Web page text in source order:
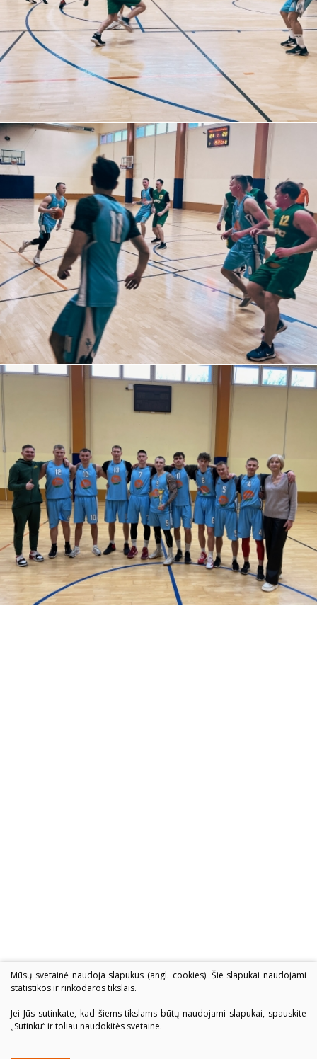
Mūsų svetainė naudoja slapukus (angl. cookies). Šie slapukai naudojami
statistikos ir rinkodaros tikslais.
Jei Jūs sutinkate, kad šiems tikslams būtų naudojami slapukai, spauskite
„Sutinku“ ir toliau naudokitės svetaine.